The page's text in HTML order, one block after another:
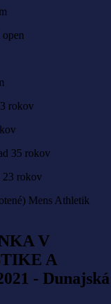
rokov
35 rokov
23 rokov
Mens Athletik
V
A
- Dunajská